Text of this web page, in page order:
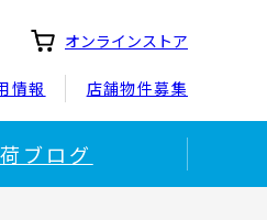
オンラインストア
情報 店舗物件募集
ブログ